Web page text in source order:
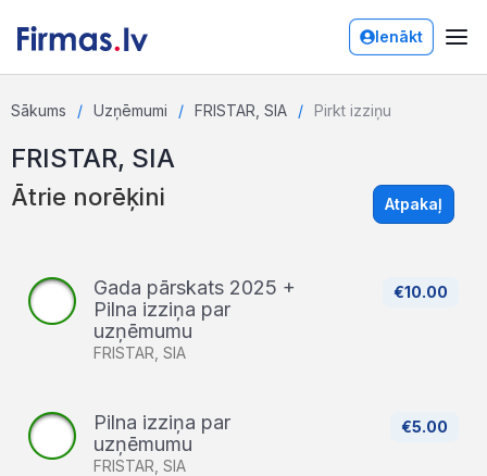
Ienākt
Sākums Uzņēmumi FRISTAR, SIA Pirkt izziņu
FRISTAR, SIA
Ātrie norēķini Atpakaļ
€10.00
Gada pārskats 2025 +
Pilna izziņa par
uzņēmumu
FRISTAR, SIA
€5.00
Pilna izziņa par
uzņēmumu
FRISTAR, SIA